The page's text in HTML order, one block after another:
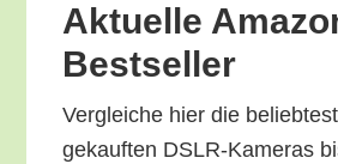
Aktu­el­le
Bestseller
Ver­glei­che hier die
ge­kauf­ten DSLR-Kame­ras